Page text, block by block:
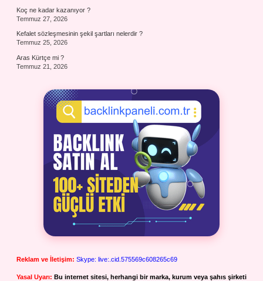
Koç ne kadar kazanıyor ?
Temmuz 27, 2026
Kefalet sözleşmesinin şekil şartları nelerdir ?
Temmuz 25, 2026
Aras Kürtçe mi ?
Temmuz 21, 2026
Reklam ve İletişim: Skype: live:.cid.575569c608265c69
Yasal Uyarı: Bu internet sitesi, herhangi bir marka, kurum veya şahıs şirketi